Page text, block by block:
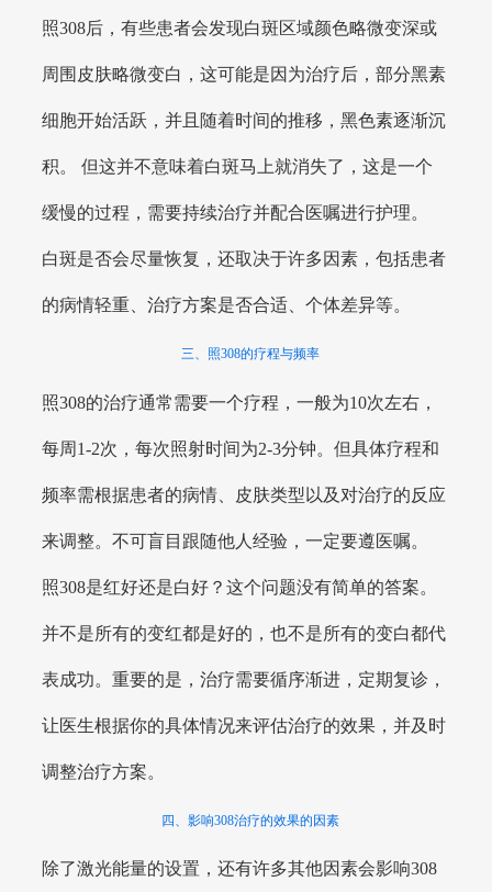
照308后，有些患者会发现白斑区域颜色略微变深或
周围皮肤略微变白，这可能是因为治疗后，部分黑素
细胞开始活跃，并且随着时间的推移，黑色素逐渐沉
积。 但这并不意味着白斑马上就消失了，这是一个
缓慢的过程，需要持续治疗并配合医嘱进行护理。
白斑是否会尽量恢复，还取决于许多因素，包括患者
的病情轻重、治疗方案是否合适、个体差异等。
三、照308的疗程与频率
照308的治疗通常需要一个疗程，一般为10次左右，
每周1-2次，每次照射时间为2-3分钟。但具体疗程和
频率需根据患者的病情、皮肤类型以及对治疗的反应
来调整。不可盲目跟随他人经验，一定要遵医嘱。
照308是红好还是白好？这个问题没有简单的答案。
并不是所有的变红都是好的，也不是所有的变白都代
表成功。重要的是，治疗需要循序渐进，定期复诊，
让医生根据你的具体情况来评估治疗的效果，并及时
调整治疗方案。
四、影响308治疗的效果的因素
除了激光能量的设置，还有许多其他因素会影响308